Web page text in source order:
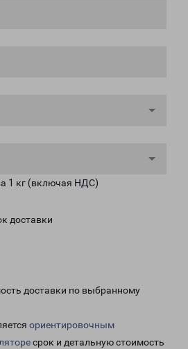
1 кг (включая НДС)
доставки
доставки по выбранному
ориентировочным
срок и детальную стоимость